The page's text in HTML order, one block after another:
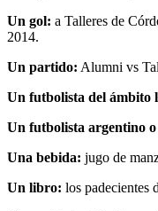
Un gol: a Talleres de
2014.
Un partido: Alumni vs
Un futbolista del ámbito
Un futbolista argentino
Una bebida: jugo de
Un libro: los padecientes